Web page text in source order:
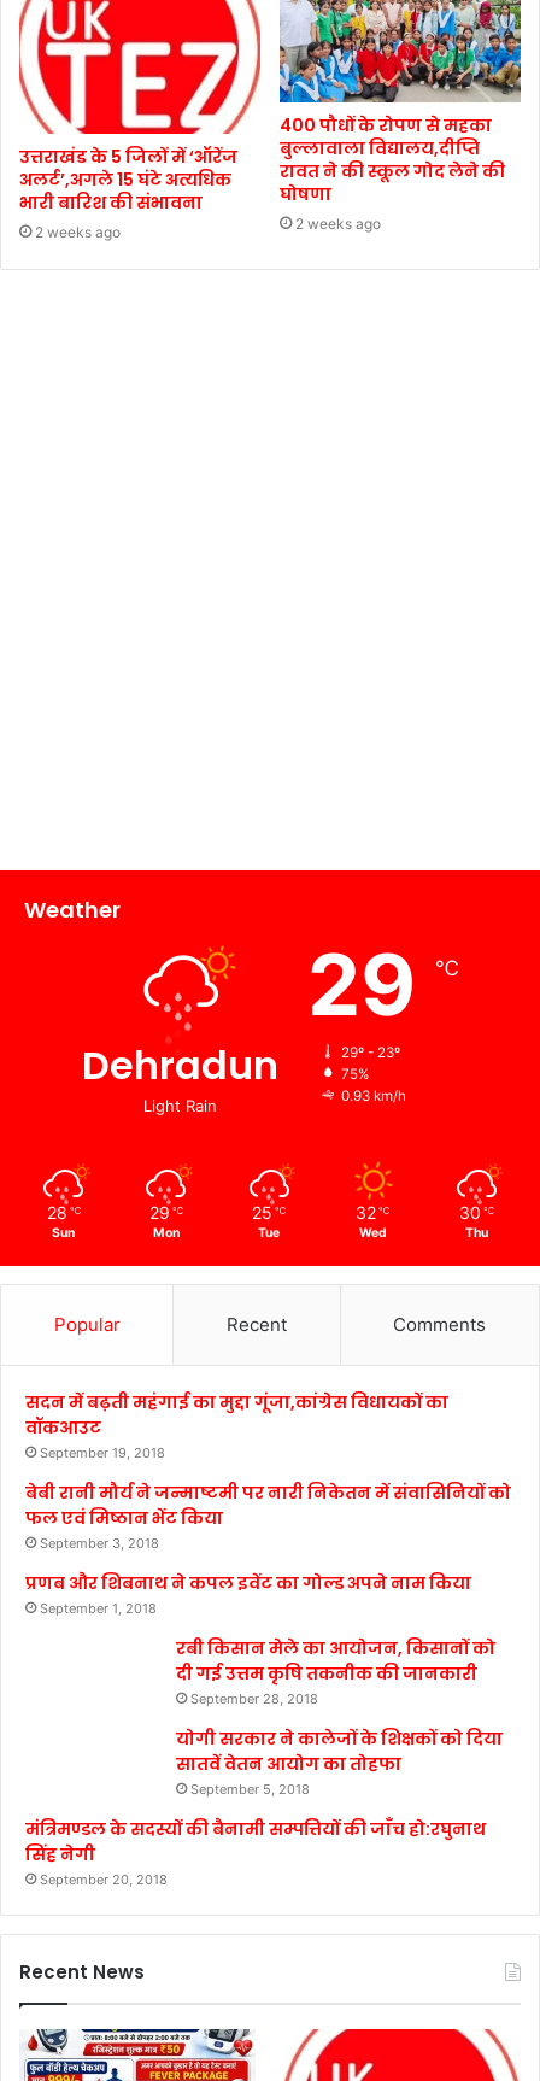
उत्तराखंड के 5 जिलों में ‘ऑरेंज
अलर्ट’,अगले 15 घंटे अत्यधिक
भारी बारिश की संभावना
2 weeks ago
400 पौधों के रोपण से महका
बुल्लावाला विद्यालय,दीप्ति
रावत ने की स्कूल गोद लेने की
घोषणा
2 weeks ago
Weather
Dehradun
Light Rain
29 ℃
29º - 23º
75%
0.93 km/h
28 ℃
Sun
29 ℃
Mon
25 ℃
Tue
32 ℃
Wed
30 ℃
Thu
Popular Recent Comments
सदन में बढ़ती महंगाई का मुद्दा गूंजा,कांग्रेस विधायकों का
वॉकआउट
September 19, 2018
बेबी रानी मौर्य ने जन्माष्टमी पर नारी निकेतन में संवासिनियों को
फल एवं मिष्ठान भेंट किया
September 3, 2018
प्रणब और शिबनाथ ने कपल इवेंट का गोल्ड अपने नाम किया
September 1, 2018
रबी किसान मेले का आयोजन, किसानों को
दी गई उत्तम कृषि तकनीक की जानकारी
September 28, 2018
योगी सरकार ने कालेजों के शिक्षकों को दिया
सातवें वेतन आयोग का तोहफा
September 5, 2018
मंत्रिमण्डल के सदस्यों की बैनामी सम्पत्तियों की जाँच हो:रघुनाथ
सिंह नेगी
September 20, 2018
Recent News